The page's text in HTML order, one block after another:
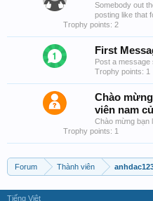
Somebody out
posting like that
Trophy points: 2
First
Post a message
Trophy points: 1
Chào
viên nam
Chào mừng bạn
Trophy points: 1
Forum Thành viên
Tiếng Việt